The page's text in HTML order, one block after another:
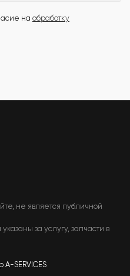
на обработку
не является публичной
за услугу, запчасти в
SERVICES